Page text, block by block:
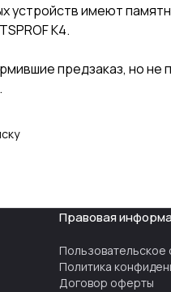
устройств имеют
K4.
предзаказ, но не
Правовая
Пользовательское
Политика
Договор оферты